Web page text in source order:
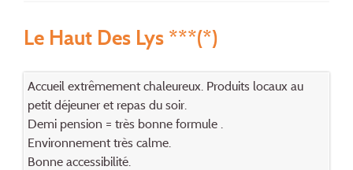
Le Haut Des Lys ***(*)
Accueil extrêmement chaleureux. Produits locaux au
petit déjeuner et repas du soir.
Demi pension = très bonne formule .
Environnement très calme.
Bonne accessibilité.